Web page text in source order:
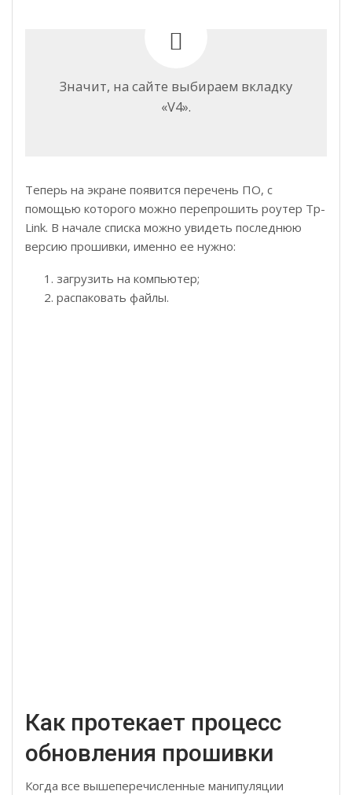
Значит, на сайте выбираем вкладку
«V4».
Теперь на экране появится перечень ПО, с
помощью которого можно перепрошить роутер Tp-
Link. В начале списка можно увидеть последнюю
версию прошивки, именно ее нужно:
загрузить на компьютер;
распаковать файлы.
Как протекает процесс
обновления прошивки
Когда все вышеперечисленные манипуляции